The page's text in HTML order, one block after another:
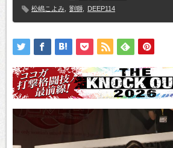
松嶋こよみ
劉獅 DEEP114